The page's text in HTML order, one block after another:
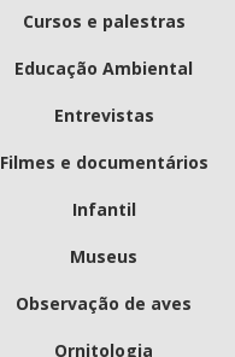
Cursos e palestras
Educação Ambiental
Entrevistas
Filmes e documentários
Infantil
Museus
Observação de aves
Ornitologia